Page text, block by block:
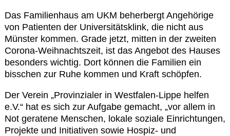
Das Familienhaus am UKM beherbergt Angehörige
von Patienten der Universitätsklink, die nicht aus
Münster kommen. Grade jetzt, mitten in der zweiten
Corona-Weihnachtszeit, ist das Angebot des Hauses
besonders wichtig. Dort können die Familien ein
bisschen zur Ruhe kommen und Kraft schöpfen.
Der Verein „Provinzialer in Westfalen-Lippe helfen
e.V.“ hat es sich zur Aufgabe gemacht, „vor allem in
Not geratene Menschen, lokale soziale Einrichtungen,
Projekte und Initiativen sowie Hospiz- und